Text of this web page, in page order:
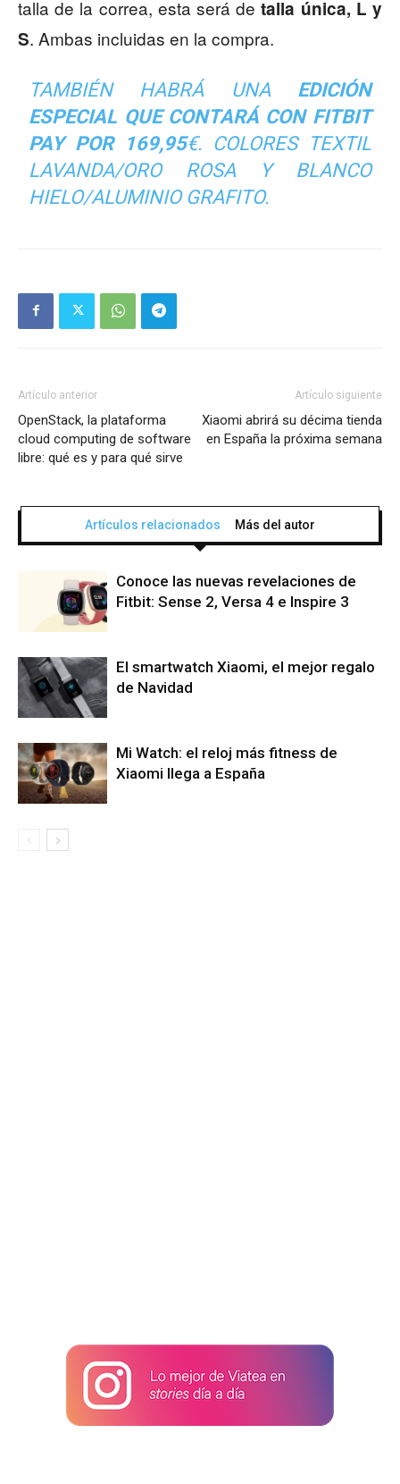
talla de la correa, esta será de talla única, L y
S. Ambas incluidas en la compra.
TAMBIÉN HABRÁ UNA EDICIÓN
ESPECIAL QUE CONTARÁ CON FITBIT
PAY POR 169,95€. COLORES TEXTIL
LAVANDA/ORO ROSA Y BLANCO
HIELO/ALUMINIO GRAFITO.
Artículo anterior
OpenStack, la plataforma
cloud computing de software
libre: qué es y para qué sirve
Artículo siguiente
Xiaomi abrirá su décima tienda
en España la próxima semana
Artículos relacionados Más del autor
Conoce las nuevas revelaciones de
Fitbit: Sense 2, Versa 4 e Inspire 3
El smartwatch Xiaomi, el mejor regalo
de Navidad
Mi Watch: el reloj más fitness de
Xiaomi llega a España